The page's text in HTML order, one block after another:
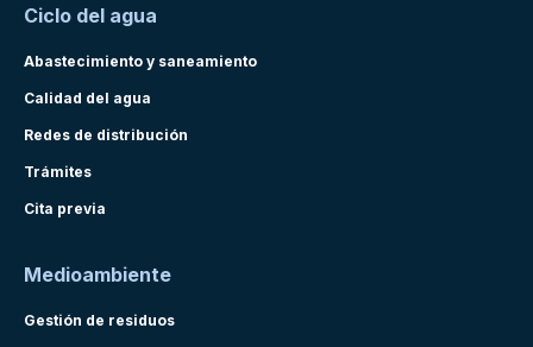
Ciclo del agua
Abastecimiento y saneamiento
Calidad del agua
Redes de distribución
Trámites
Cita previa
Medioambiente
Gestión de residuos